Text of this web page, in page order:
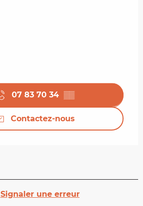
07 83 70 34 ▒▒
Contactez-nous
Signaler une erreur